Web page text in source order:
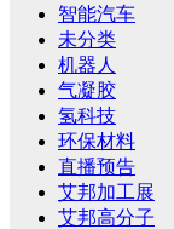
智能汽车
未分类
机器人
气凝胶
氢科技
环保材料
直播预告
艾邦加工展
艾邦高分子